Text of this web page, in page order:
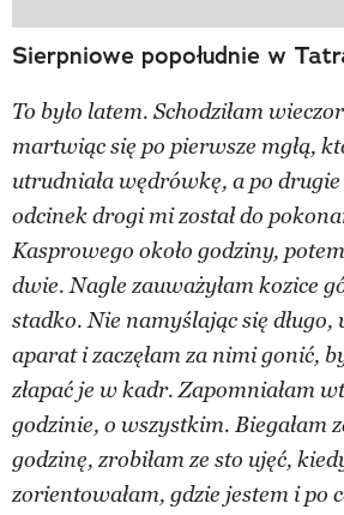
Sierpniowe popołudnie w
To było latem. Schodziłam
martwiąc się po pierwsze mgłą,
utrudniała wędrówkę, a po
odcinek drogi mi został do
Kasprowego około godziny,
dwie. Nagle zauważyłam kozice
stadko. Nie namyślając się długo,
aparat i zaczęłam za nimi gonić,
złapać je w kadr. Zapomniałam
godzinie, o wszystkim. Biegałam
godzinę, zrobiłam ze sto ujęć,
zorientowałam, gdzie jestem i po